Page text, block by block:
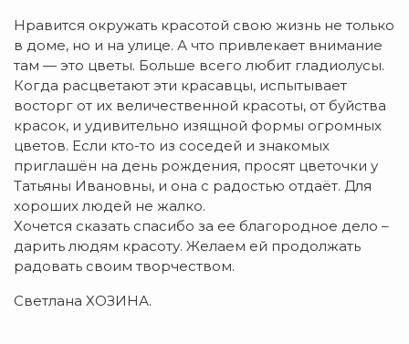
Нравится окружать красотой свою жизнь не только
в доме, но и на улице. А что привлекает внимание
там — это цветы. Больше всего любит гладиолусы.
Когда расцветают эти красавцы, испытывает
восторг от их величественной красоты, от буйства
красок, и удивительно изящной формы огромных
цветов. Если кто-то из соседей и знакомых
приглашён на день рождения, просят цветочки у
Татьяны Ивановны, и она с радостью отдаёт. Для
хороших людей не жалко.
Хочется сказать спасибо за ее благородное дело –
дарить людям красоту. Желаем ей продолжать
радовать своим творчеством.
Светлана ХОЗИНА.